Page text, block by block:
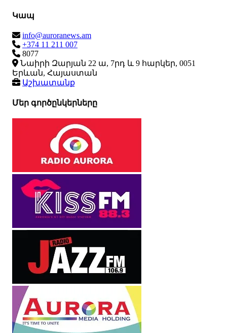
Կապ
info@auroranews.am
+374 11 211 007
8077
Նաիրի Զարյան 22 ա, 7րդ և 9 հարկեր, 0051
Երևան, Հայաստան
Աշխատանք
Մեր գործընկերները